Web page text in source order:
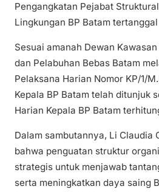
Pengangkatan Pejabat
Lingkungan BP Batam
Sesuai amanah Dewan
dan Pelabuhan Bebas Batam
Pelaksana Harian Nomor KP/1/
Kepala BP Batam telah ditunjuk
Harian Kepala BP Batam
Dalam sambutannya, Li Claudia
bahwa penguatan struktur
strategis untuk menjawab
serta meningkatkan daya saing